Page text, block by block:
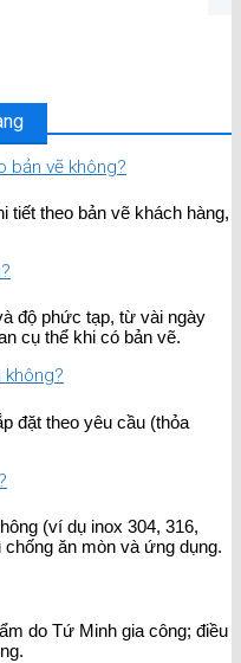
bản vẽ không?
theo bản vẽ khách hàng,
độ phức tạp, từ vài ngày
cụ thể khi có bản vẽ.
đặt theo yêu cầu (thỏa
(ví dụ inox 304, 316,
ăn mòn và ứng dụng.
do Tứ Minh gia công; điều